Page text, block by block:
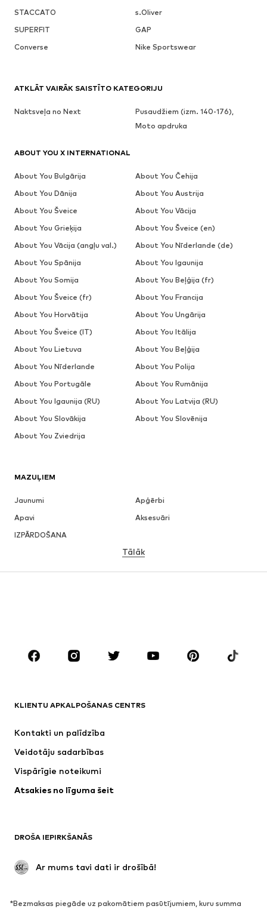
STACCATO
s.Oliver
SUPERFIT
GAP
Converse
Nike Sportswear
MAZUĻIEM
Jaunumi
Apģērbi
Apavi
Aksesuāri
IZPĀRDOŠANA
ZĪMOLI
NAME IT
Nike Sportswear
NIKE
Tālāk
KLIENTU APKALPOŠANAS CENTRS
Kontakti un palīdzība
Veidotāju sadarbības
Vispārīgie noteikumi
Atsakies no līguma šeit
DROŠA IEPIRKŠANĀS
Ar mums tavi dati ir drošībā!
*Bezmaksas piegāde uz pakomātiem pasūtījumiem, kuru summa
ATKLĀT VAIRĀK SAISTĪTO KATEGORIJU
Naktsveļa no Next
Pusaudžiem (izm. 140-176),
Moto apdruka
ABOUT YOU X INTERNATIONAL
About You Bulgārija
About You Čehija
About You Dānija
About You Austrija
About You Šveice
About You Vācija
About You Grieķija
About You Šveice (en)
About You Vācija (angļu val.)
About You Nīderlande (de)
About You Spānija
About You Igaunija
About You Somija
About You Beļģija (fr)
About You Šveice (fr)
About You Francija
About You Horvātija
About You Ungārija
About You Šveice (IT)
About You Itālija
About You Lietuva
About You Beļģija
About You Nīderlande
About You Polija
About You Portugāle
About You Rumānija
About You Igaunija (RU)
About You Latvija (RU)
About You Slovākija
About You Slovēnija
About You Zviedrija